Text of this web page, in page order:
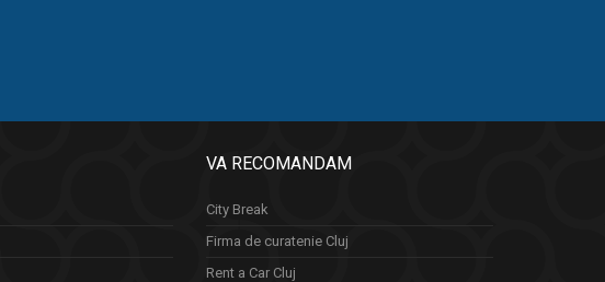
VA RECOMANDAM
City Break
Firma de curatenie Cluj
Rent a Car Cluj